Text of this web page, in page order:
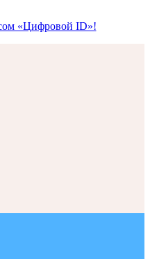
«Цифровой ID»!